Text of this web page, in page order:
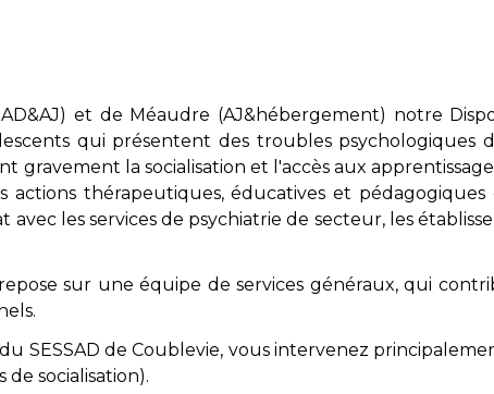
et de Méaudre (AJ&hébergement) notre
qui présentent des troubles psychologiques
la socialisation et l'accès aux
actions thérapeutiques, éducatives et
les services de psychiatrie de secteur, les
sur une équipe de services généraux, qui
SESSAD de Coublevie, vous intervenez
de socialisation).